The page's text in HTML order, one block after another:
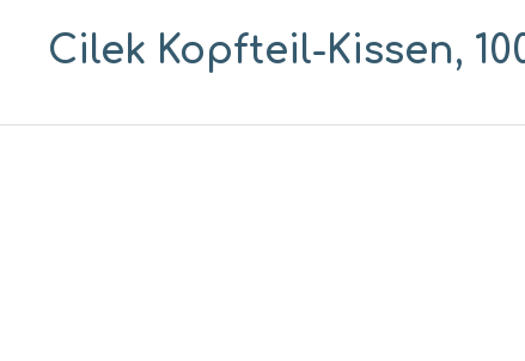
Cilek Kopfteil-Kissen,